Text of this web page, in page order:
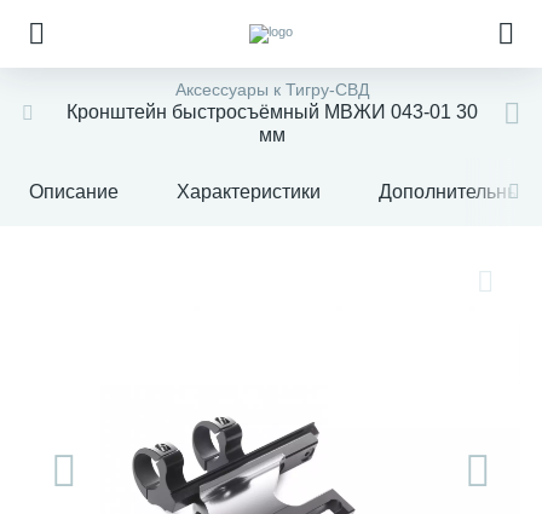
Аксессуары к Тигру-СВД
Кронштейн быстросъёмный МВЖИ 043-01 30
мм
Описание Характеристики Дополнительные